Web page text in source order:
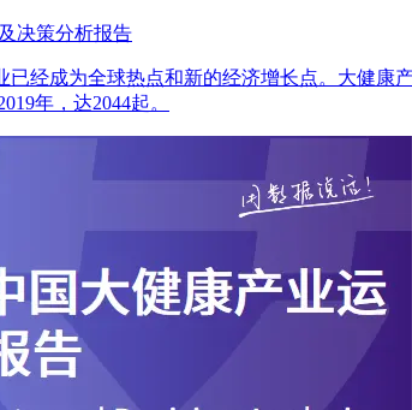
决策分析报告
经成为全球热点和新的经济增长点。大健
年，达2044起。